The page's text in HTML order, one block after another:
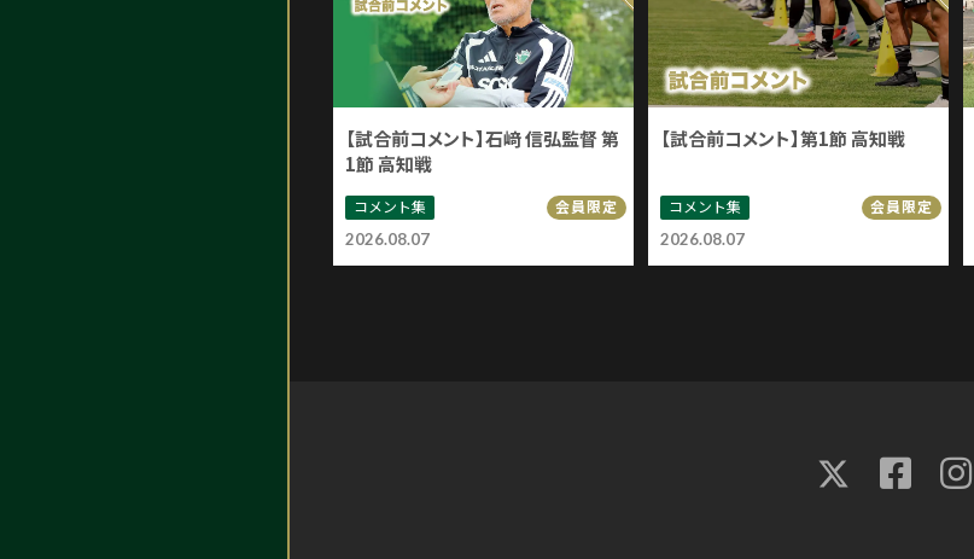
2026.08.07
【試合前コメント】石﨑 信弘監督 第
1節 高知戦
コメント集 会員限定
2026.08.07
【試合前コメント】第1節 高知戦
コメント集 会員限定